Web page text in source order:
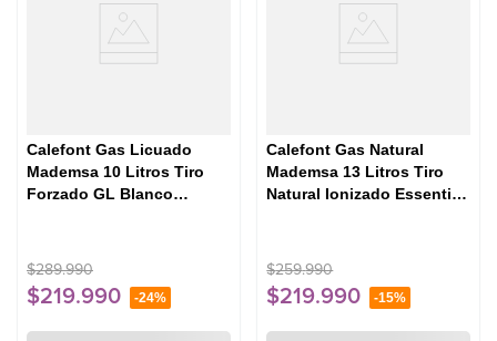
Calefont Gas Licuado
Mademsa 10 Litros Tiro
Forzado GL Blanco
$289.990
$219.990 -24%
Calefont Gas Natural
Mademsa 13 Litros Tiro
Natural Ionizado Essential
$259.990
$219.990 -15%